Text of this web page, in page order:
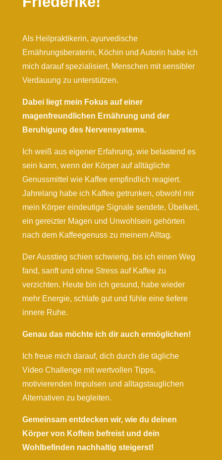
Als Heilpraktikerin, ayurvedische
Ernährungsberaterin, Köchin und Autorin habe ich
mich darauf spezialisiert, Menschen mit sensibler
Verdauung zu unterstützen.
Dabei liegt mein Fokus auf einer
magenfreundlichen Ernährung und der
Beruhigung des Nervensystems.
Ich weiß aus eigener Erfahrung, wie belastend es
sein kann, wenn der Körper auf alltägliche
Genussmittel wie Kaffee empfindlich reagiert.
Jahrelang habe ich Kaffee getrunken, obwohl mir
mein Körper eindeutige Signale sendete, Übelkeit,
ein gereizter Magen und Unwohlsein gehörten
nach dem Kaffeegenuss zu meinem Alltag.
Der Ausstieg schien schwierig, bis ich einen Weg
fand, sanft und ohne Stress auf Kaffee zu
verzichten. Heute bin ich gesund, habe wieder
mehr Energie, schlafe gut und fühle eine tiefere
innere Ruhe.
Genau das möchte ich dir auch ermöglichen!
Ich freue mich darauf, dich durch die tägliche
Video Challenge mit wertvollen Tipps,
motivierenden Impulsen und alltagstauglichen
Alternativen zu begleiten.
Gemeinsam entdecken wir, wie du deinen
Körper von Koffein befreist und dein
Wohlbefinden nachhaltig steigerst!